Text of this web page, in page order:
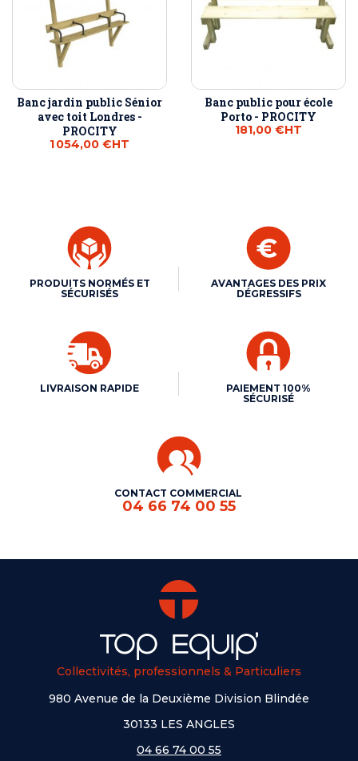
Banc jardin public Sénior
avec toit Londres -
PROCITY
1 054,00 €HT
Banc public pour école
Porto - PROCITY
181,00 €HT
PRODUITS NORMÉS ET
SÉCURISÉS
AVANTAGES DES PRIX
DÉGRESSIFS
LIVRAISON RAPIDE
PAIEMENT 100%
SÉCURISÉ
CONTACT COMMERCIAL
04 66 74 00 55
Collectivités, professionnels & Particuliers
980 Avenue de la Deuxième Division Blindée
30133 LES ANGLES
04 66 74 00 55